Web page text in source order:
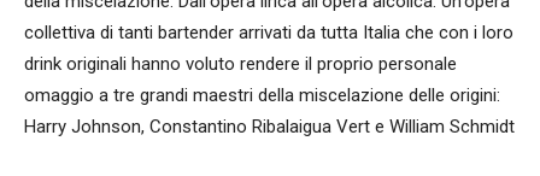
collettiva di tanti bartender arrivati da tutta Italia che con i loro
drink originali hanno voluto rendere il proprio personale
omaggio a tre grandi maestri della miscelazione delle origini:
Harry Johnson, Constantino Ribalaigua Vert e William Schmidt